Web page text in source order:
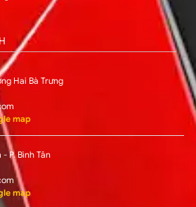
Hai Bà Trưng
map
P. Bình Tân
map